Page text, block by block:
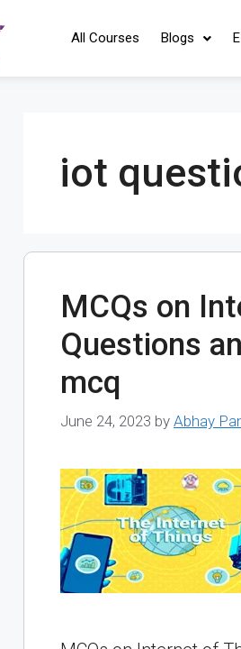
All Courses Blogs
iot
MCQs on
Questions
mcq
June 24, 2023 by Abhay